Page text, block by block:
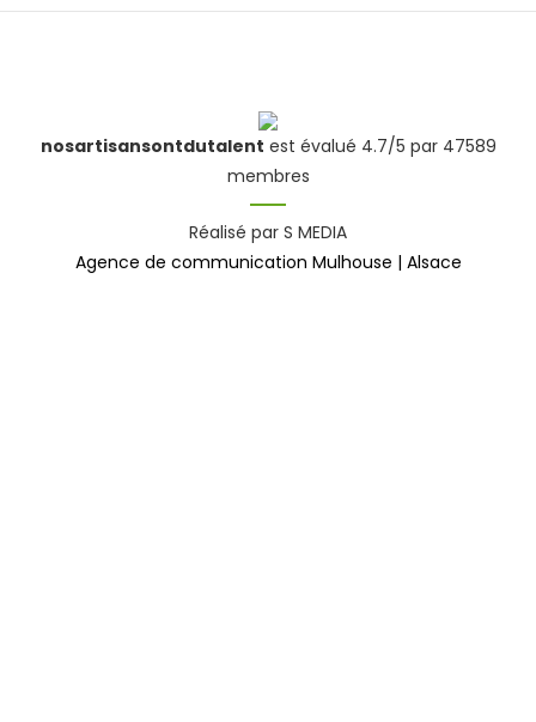
nosartisansontdutalent est évalué 4.7/5 par 47589
membres
Réalisé par S MEDIA
Agence de communication Mulhouse | Alsace